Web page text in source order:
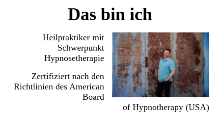
Das bin ich
Heilpraktiker mit
Schwerpunkt
Hypnosetherapie
Zertifiziert nach den
Richtlinien des American
Board
of Hypnotherapy (USA)